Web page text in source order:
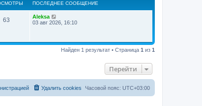
ПОСЛЕДНЕЕ СООБЩЕНИЕ
63
Aleksa
03 авг 2026, 16:10
Найден 1 результат • Страница 1 из 1
Перейти
Часовой пояс: UTC+03:00
Удалить cookies